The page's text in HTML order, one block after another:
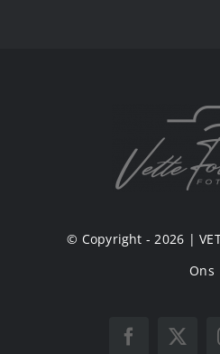
© Copyright - 2026 |
Ons